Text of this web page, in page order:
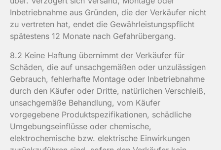
Inbetriebnahme aus Gründen, die der Verkäufer nicht
zu vertreten hat, endet die Gewährleistungspflicht
spätestens 12 Monate nach Gefahrübergang.
8.2 Keine Haftung übernimmt der Verkäufer für
Schäden, die auf unsachgemäßen oder unzulässigen
Gebrauch, fehlerhafte Montage oder Inbetriebnahme
durch den Käufer oder Dritte, natürlichen Verschleiß,
unsachgemäße Behandlung, vom Käufer
vorgegebene Produktspezifikationen, schädliche
Umgebungseinflüsse oder chemische,
elektrochemische bzw. elektrische Einwirkungen